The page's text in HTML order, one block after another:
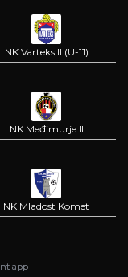
NK Varteks II (U-11)
NK Međimurje II
NK Mladost Komet
app
app